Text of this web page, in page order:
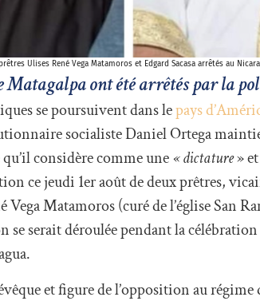
Ulises René Vega Matamoros et Edgard Sacasa arrêtés au
Matagalpa ont été arrêtés par la
se poursuivent dans lepays
socialiste Daniel Ortega
considère comme une« dictature»
ce jeudi 1er août de deux prêtres,
Matamoros (curé de l’église San
se serait déroulée pendant la
et figure de l’opposition au